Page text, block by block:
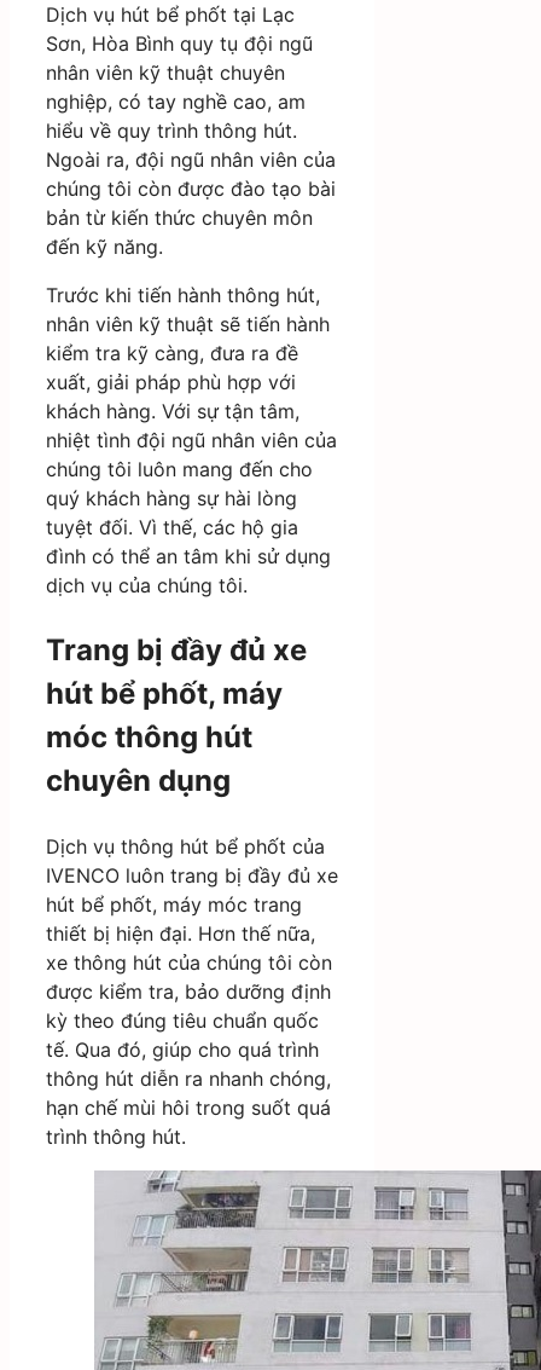
Dịch vụ hút bể phốt tại Lạc
Sơn, Hòa Bình quy tụ đội ngũ
nhân viên kỹ thuật chuyên
nghiệp, có tay nghề cao, am
hiểu về quy trình thông hút.
Ngoài ra, đội ngũ nhân viên của
chúng tôi còn được đào tạo bài
bản từ kiến thức chuyên môn
đến kỹ năng.
Trước khi tiến hành thông hút,
nhân viên kỹ thuật sẽ tiến hành
kiểm tra kỹ càng, đưa ra đề
xuất, giải pháp phù hợp với
khách hàng. Với sự tận tâm,
nhiệt tình đội ngũ nhân viên của
chúng tôi luôn mang đến cho
quý khách hàng sự hài lòng
tuyệt đối. Vì thế, các hộ gia
đình có thể an tâm khi sử dụng
dịch vụ của chúng tôi.
Trang bị đầy đủ xe
hút bể phốt, máy
móc thông hút
chuyên dụng
Dịch vụ thông hút bể phốt của
IVENCO luôn trang bị đầy đủ xe
hút bể phốt, máy móc trang
thiết bị hiện đại. Hơn thế nữa,
xe thông hút của chúng tôi còn
được kiểm tra, bảo dưỡng định
kỳ theo đúng tiêu chuẩn quốc
tế. Qua đó, giúp cho quá trình
thông hút diễn ra nhanh chóng,
hạn chế mùi hôi trong suốt quá
trình thông hút.